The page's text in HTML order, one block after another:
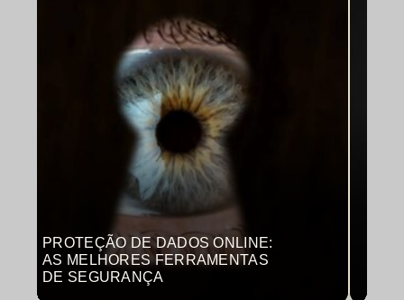
PROTEÇÃO DE DADOS ONLINE:
AS MELHORES FERRAMENTAS
DE SEGURANÇA